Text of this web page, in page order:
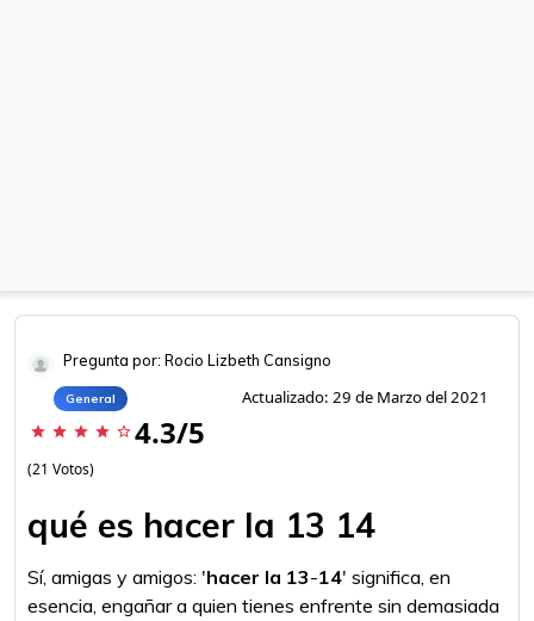
Pregunta por: Rocio Lizbeth Cansigno
General Actualizado: 29 de Marzo del 2021
star star star star star_border 4.3/5
(21 Votos)
qué es hacer la 13 14
Sí, amigas y amigos: 'hacer la 13-14' significa, en
esencia, engañar a quien tienes enfrente sin demasiada